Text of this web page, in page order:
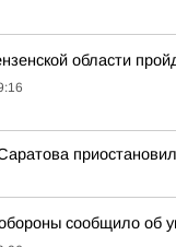
области
сообщило об